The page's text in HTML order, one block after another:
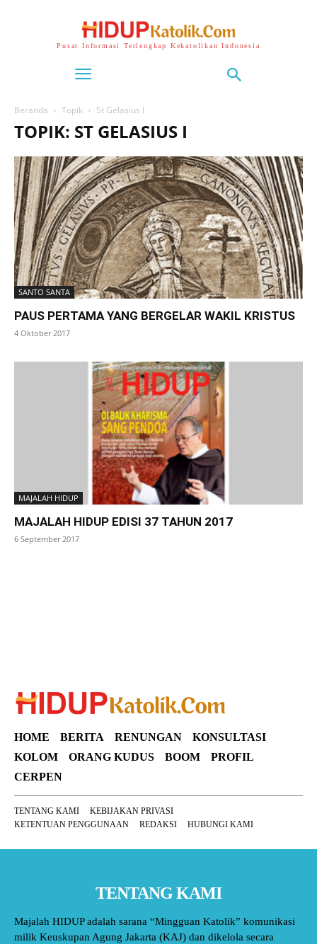
Pusat Informasi Terlengkap Kekatolikan Indonesia
Beranda Topik St Gelasius I
TOPIK: ST GELASIUS I
SANTO SANTA
PAUS PERTAMA YANG BERGELAR WAKIL KRISTUS
4 Oktober 2017
MAJALAH HIDUP
MAJALAH HIDUP EDISI 37 TAHUN 2017
6 September 2017
HOME BERITA RENUNGAN
KONSULTASI
KOLOM
ORANG KUDUS BOOM
PROFIL
CERPEN
TENTANG KAMI
KEBIJAKAN PRIVASI
KETENTUAN PENGGUNAAN
REDAKSI HUBUNGI KAMI
TENTANG KAMI
Majalah HIDUP adalah sarana “Mingguan Katolik” komunikasi
milik Keuskupan Agung Jakarta (KAJ) dan dikelola secara